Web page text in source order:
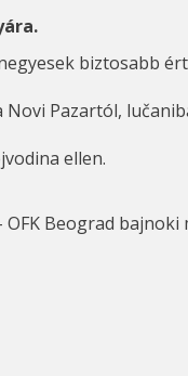
biztosabb
Pazartól,
ellen.
Beograd bajnoki